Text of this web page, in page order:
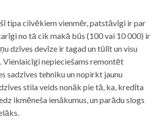
tipa cilvēkiem vienmēr, patstāvīgi ir par
no tā cik makā būs (100 vai 10 000) ir
dzīves devīze ir tagad un tūlīt un visu
Vienlaicīgi nepieciešams remontēt
sadzīves tehniku un nopirkt jaunu
stila veids nonāk pie tā, ka, kredīta
ikmēneša ienākumus, un parādu slogs